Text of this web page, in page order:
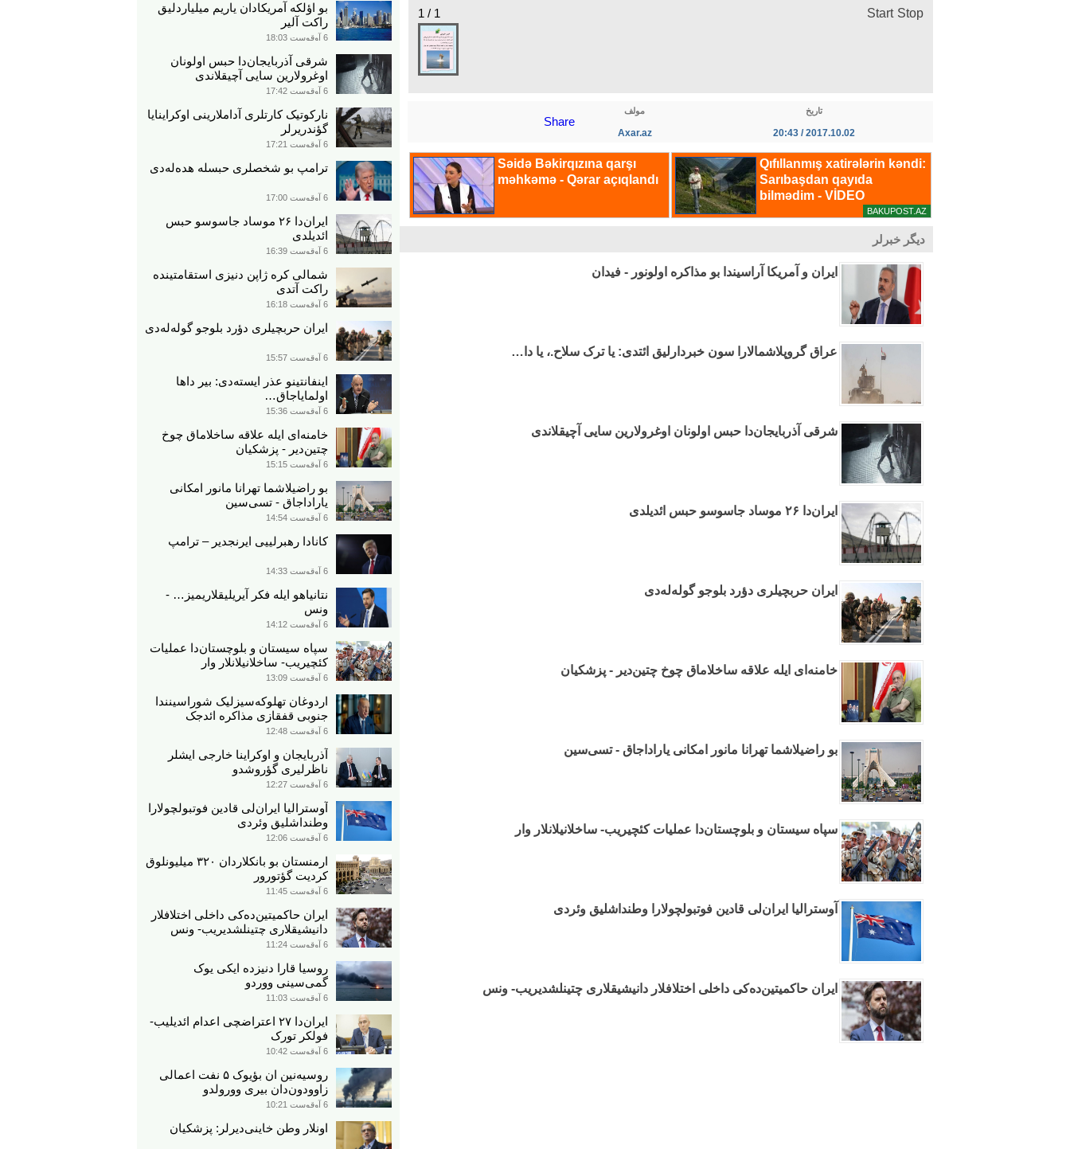
1 / 1 Start Stop
تاریخ
2017.10.02 / 20:43
مولف
Axar.az
Share
دیگر خبرلر
ایران و آمریکا آراسیندا بو مذاکره اولونور - فیدان
عراق گروپلاشمالارا سون خبردارلیق ائتدی: یا ترک سلاح.، یا دا…
شرقی آذربایجان‌دا حبس اولونان اوغرولارین سایی آچیقلاندی
ایران‌دا ۲۶ موساد جاسوسو حبس ائدیلدی
ایران حربچیلری دؤرد بلوجو گوله‌له‌دی
خامنه‌ای ایله علاقه ساخلاماق چوخ چتین‌دیر - پزشکیان
بو راضیلاشما تهرانا مانور امکانی یاراداجاق - تسی‌سین
سپاه سیستان و بلوچستان‌دا عملیات کئچیریب- ساخلانیلانلار وار
آوسترالیا ایران‌لی قادین فوتبولچولارا وطنداشلیق وئردی
ایران حاکمیتین‌ده‌کی داخلی اختلافلار دانیشیقلاری چتینلشدیریب- ونس
بو اؤلکه آمریکادان یاریم میلیاردلیق
راکت آلیر
6 آوقوست 18:03
شرقی آذربایجان‌دا حبس اولونان
اوغرولارین سایی آچیقلاندی
6 آوقوست 17:42
نارکوتیک کارتلری آداملارینی اوکراینایا
گؤندریرلر
6 آوقوست 17:21
ترامپ بو شخصلری حبسله هده‌له‌دی
6 آوقوست 17:00
ایران‌دا ۲۶ موساد جاسوسو حبس
ائدیلدی
6 آوقوست 16:39
شمالی کره ژاپن دنیزی استقامتینده
راکت آتدی
6 آوقوست 16:18
ایران حربچیلری دؤرد بلوجو گوله‌له‌دی
6 آوقوست 15:57
اینفانتینو عذر ایسته‌دی: بیر داها
اولمایاجاق…
6 آوقوست 15:36
خامنه‌ای ایله علاقه ساخلاماق چوخ
چتین‌دیر - پزشکیان
6 آوقوست 15:15
بو راضیلاشما تهرانا مانور امکانی
یاراداجاق - تسی‌سین
6 آوقوست 14:54
کانادا رهبرلییی ایرنجدیر – ترامپ
6 آوقوست 14:33
نتانیاهو ایله فکر آیریلیقلاریمیز… -
ونس
6 آوقوست 14:12
سپاه سیستان و بلوچستان‌دا عملیات
کئچیریب- ساخلانیلانلار وار
6 آوقوست 13:09
اردوغان تهلوکه‌سیزلیک شوراسینندا
جنوبی قفقازی مذاکره ائد‌جک
6 آوقوست 12:48
آذربایجان و اوکراینا خارجی ایشلر
ناظرلیری گؤروشدو
6 آوقوست 12:27
آوسترالیا ایران‌لی قادین فوتبولچولارا
وطنداشلیق وئردی
6 آوقوست 12:06
ارمنستان بو بانکلاردان ۳۲۰ میلیونلوق
کردیت گؤتورور
6 آوقوست 11:45
ایران حاکمیتین‌ده‌کی داخلی اختلافلار
دانیشیقلاری چتینلشدیریب- ونس
6 آوقوست 11:24
روسیا قارا دنیزده ایکی یوک
گمی‌سینی ووردو
6 آوقوست 11:03
ایران‌دا ۲۷ اعتراضچی اعدام ائدیلیب-
فولکر تورک
6 آوقوست 10:42
روسیه‌نین ان بؤیوک ۵ نفت اعمالی
زاوودون‌دان بیری وورولدو
6 آوقوست 10:21
اونلار وطن خاینی‌دیرلر: پزشکیان